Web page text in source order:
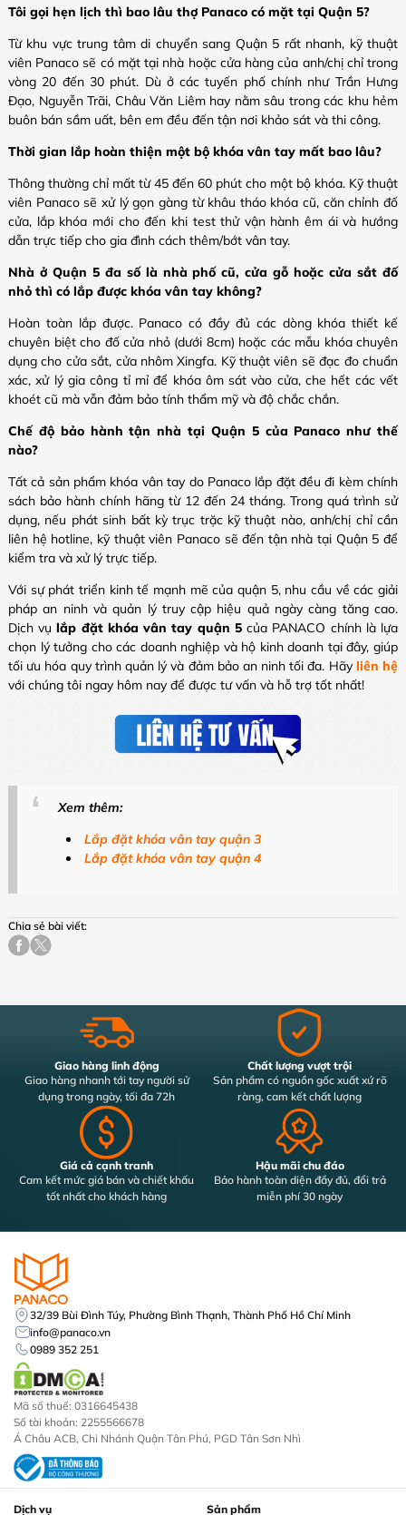
Tôi gọi hẹn lịch thì bao lâu thợ Panaco có mặt tại Quận 5?
Từ khu vực trung tâm di chuyển sang Quận 5 rất nhanh, kỹ thuật
viên Panaco sẽ có mặt tại nhà hoặc cửa hàng của anh/chị chỉ trong
vòng 20 đến 30 phút. Dù ở các tuyến phố chính như Trần Hưng
Đạo, Nguyễn Trãi, Châu Văn Liêm hay nằm sâu trong các khu hẻm
buôn bán sầm uất, bên em đều đến tận nơi khảo sát và thi công.
Thời gian lắp hoàn thiện một bộ khóa vân tay mất bao lâu?
Thông thường chỉ mất từ 45 đến 60 phút cho một bộ khóa. Kỹ thuật
viên Panaco sẽ xử lý gọn gàng từ khâu tháo khóa cũ, căn chỉnh đố
cửa, lắp khóa mới cho đến khi test thử vận hành êm ái và hướng
dẫn trực tiếp cho gia đình cách thêm/bớt vân tay.
Nhà ở Quận 5 đa số là nhà phố cũ, cửa gỗ hoặc cửa sắt đố
nhỏ thì có lắp được khóa vân tay không?
Hoàn toàn lắp được. Panaco có đầy đủ các dòng khóa thiết kế
chuyên biệt cho đố cửa nhỏ (dưới 8cm) hoặc các mẫu khóa chuyên
dụng cho cửa sắt, cửa nhôm Xingfa. Kỹ thuật viên sẽ đạc đo chuẩn
xác, xử lý gia công tỉ mỉ để khóa ôm sát vào cửa, che hết các vết
khoét cũ mà vẫn đảm bảo tính thẩm mỹ và độ chắc chắn.
Chế độ bảo hành tận nhà tại Quận 5 của Panaco như thế
nào?
Tất cả sản phẩm khóa vân tay do Panaco lắp đặt đều đi kèm chính
sách bảo hành chính hãng từ 12 đến 24 tháng. Trong quá trình sử
dụng, nếu phát sinh bất kỳ trục trặc kỹ thuật nào, anh/chị chỉ cần
liên hệ hotline, kỹ thuật viên Panaco sẽ đến tận nhà tại Quận 5 để
kiểm tra và xử lý trực tiếp.
Với sự phát triển kinh tế mạnh mẽ của quận 5, nhu cầu về các giải
pháp an ninh và quản lý truy cập hiệu quả ngày càng tăng cao.
Dịch vụlắp đặt khóa vân tay quận 5của PANACO chính là lựa
chọn lý tưởng cho các doanh nghiệp và hộ kinh doanh tại đây, giúp
tối ưu hóa quy trình quản lý và đảm bảo an ninh tối đa. Hãy liên hệ
với chúng tôi ngay hôm nay để được tư vấn và hỗ trợ tốt nhất!​
Xem thêm:
Lắp đặt khóa vân tay quận 3
Lắp đặt khóa vân tay quận 4
Chia sẻ bài viết:
Giao hàng linh động
Giao hàng nhanh tới tay người sử
dụng trong ngày, tối đa 72h
Chất lượng vượt trội
Sản phẩm có nguồn gốc xuất xứ rõ
ràng, cam kết chất lượng
Giá cả cạnh tranh
Cam kết mức giá bán và chiết khấu
tốt nhất cho khách hàng
Hậu mãi chu đáo
Bảo hành toàn diện đầy đủ, đổi trả
miễn phí 30 ngày
Dịch vụ Sản phẩm
32/39 Bùi Đình Túy, Phường Bình Thạnh, Thành Phố Hồ Chí Minh
info@panaco.vn
0989 352 251
Mã số thuế: 0316645438
Số tài khoản: 2255566678
Á Châu ACB, Chi Nhánh Quận Tân Phú, PGD Tân Sơn Nhì